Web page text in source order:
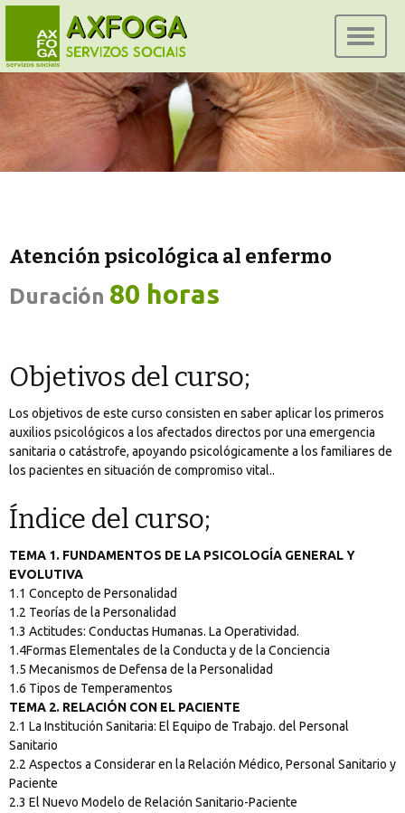
Ir
al
Atención psicológica al enfermo
Duración 80 horas
Objetivos del curso;
Los objetivos de este curso consisten en saber aplicar los primeros
auxilios psicológicos a los afectados directos por una emergencia
sanitaria o catástrofe, apoyando psicológicamente a los familiares de
los pacientes en situación de compromiso vital..
Índice del curso;
TEMA 1. FUNDAMENTOS DE LA PSICOLOGÍA GENERAL Y
EVOLUTIVA
1.1 Concepto de Personalidad
1.2 Teorías de la Personalidad
1.3 Actitudes: Conductas Humanas. La Operatividad.
1.4Formas Elementales de la Conducta y de la Conciencia
1.5 Mecanismos de Defensa de la Personalidad
1.6 Tipos de Temperamentos
TEMA 2. RELACIÓN CON EL PACIENTE
2.1 La Institución Sanitaria: El Equipo de Trabajo. del Personal
Sanitario
2.2 Aspectos a Considerar en la Relación Médico, Personal Sanitario y
Paciente
2.3 El Nuevo Modelo de Relación Sanitario-Paciente